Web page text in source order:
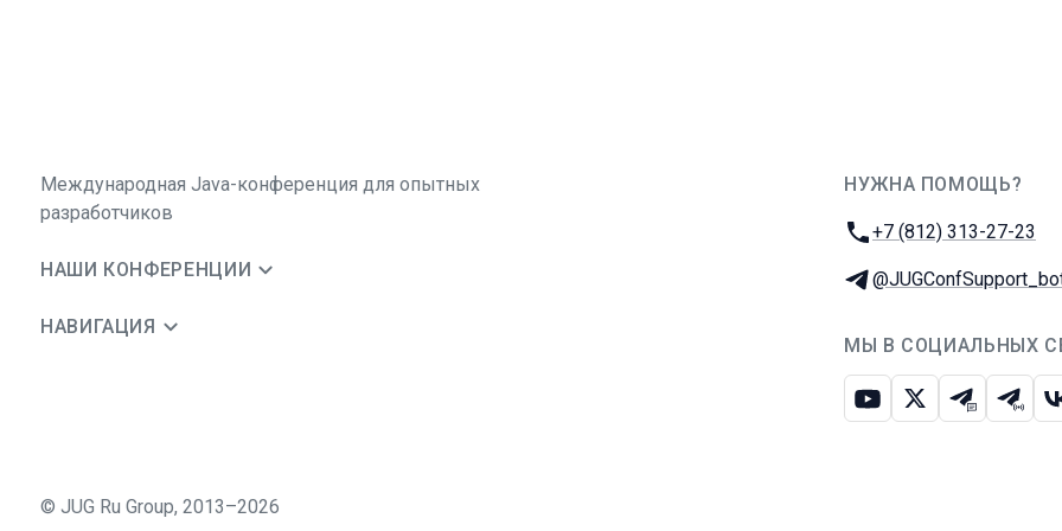
Международная Java-конференция для опытных
разработчиков
НАШИ КОНФЕРЕНЦИИ
НАВИГАЦИЯ
НУЖНА ПОМОЩЬ?
Телефон:
+7 (812) 313-27-23
Телеграм:
МЫ В СОЦИАЛЬНЫХ
ЮтубИкс Телеграм-
© JUG Ru Group, 2013–2026